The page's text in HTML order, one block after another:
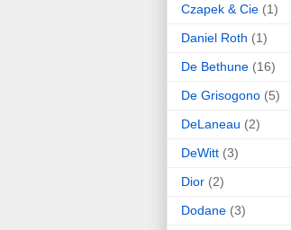
Czapek & Cie (1)
Daniel Roth (1)
De Bethune (16)
De Grisogono (5)
DeLaneau (2)
DeWitt (3)
Dior (2)
Dodane (3)